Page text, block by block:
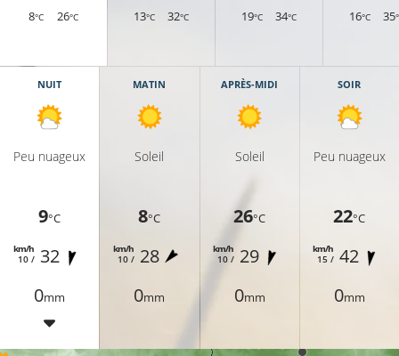
8°C 26°C 13°C 32°C 19°C 34°C 16°C 35
NUIT
Peu nuageux
9°C
10 /
km/h 32
0mm
MATIN
Soleil
8°C
10 /
km/h 28
0mm
APRÈS-MIDI
Soleil
26°C
10 /
km/h 29
0mm
SOIR
Peu nuageux
22°C
15 /
km/h 42
0mm